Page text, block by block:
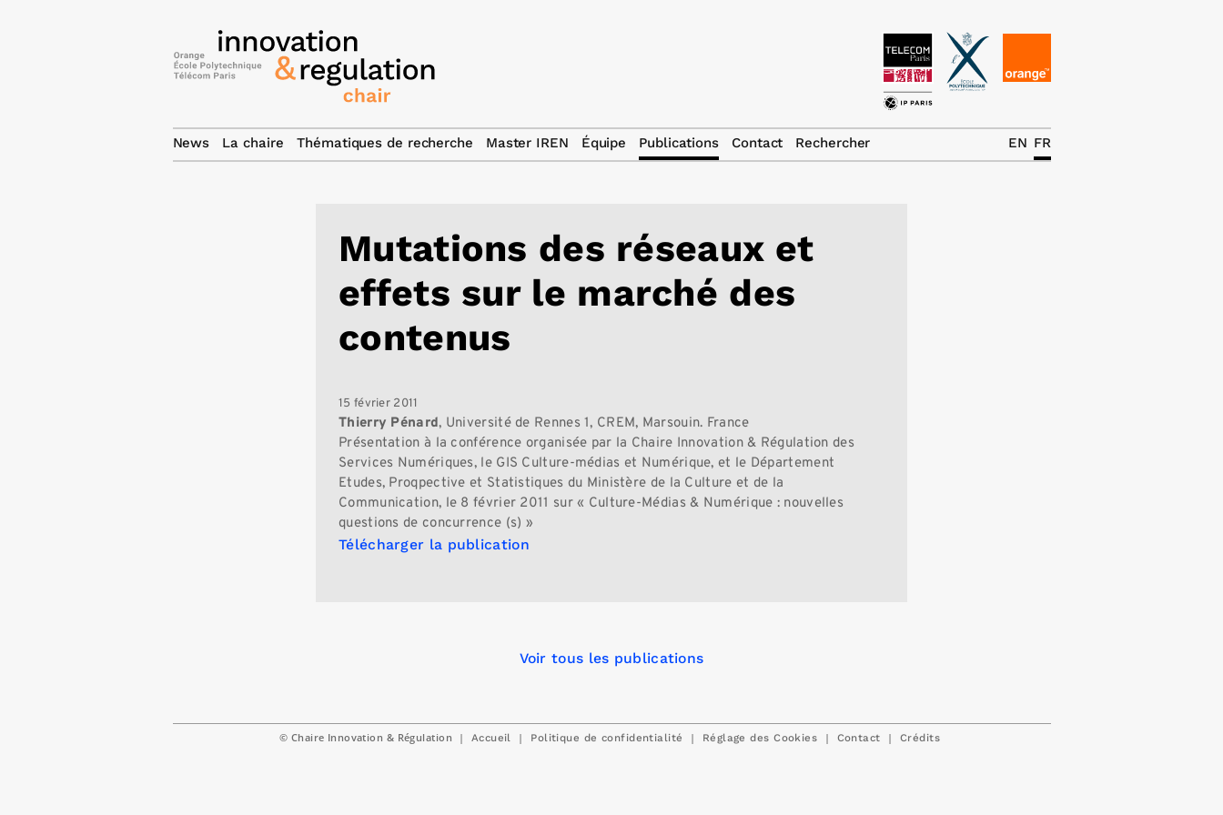
Mutations des réseaux et
effets sur le marché des
contenus
15 février 2011
Thierry Pénard, Université de Rennes 1, CREM, Marsouin. France
Présentation à la conférence organisée par la Chaire Innovation & Régulation des
Services Numériques, le GIS Culture-médias et Numérique, et le Département
Etudes, Proqpective et Statistiques du Ministère de la Culture et de la
Communication, le 8 février 2011 sur « Culture-Médias & Numérique : nouvelles
questions de concurrence (s) »
Télécharger la publication
Voir tous les publications
© Chaire Innovation & Régulation | Accueil | Politique de confidentialité | Réglage des Cookies | Contact | Crédits
News La chaire Thématiques de recherche Master IREN Équipe Publications Contact Rechercher FR
EN
News